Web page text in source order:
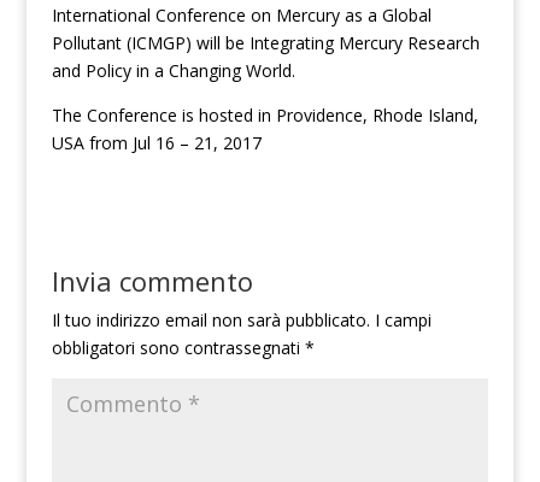
International Conference on Mercury as a Global
Pollutant (ICMGP) will be Integrating Mercury Research
and Policy in a Changing World.
The Conference is hosted in Providence, Rhode Island,
USA from Jul 16 – 21, 2017
Invia commento
Il tuo indirizzo email non sarà pubblicato. I campi
obbligatori sono contrassegnati *